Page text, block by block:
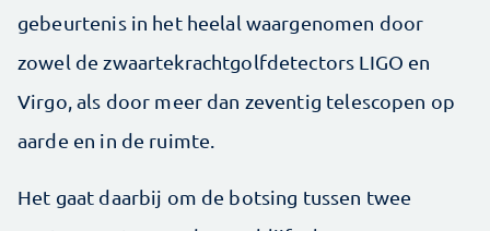
gebeurtenis in het heelal waargenomen door
zowel de zwaartekrachtgolfdetectors LIGO en
Virgo, als door meer dan zeventig telescopen op
aarde en in de ruimte.
Het gaat daarbij om de botsing tussen twee